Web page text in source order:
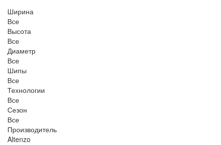
Ширина
Все
Высота
Все
Диаметр
Все
Шипы
Все
Технологии
Все
Сезон
Все
Производитель
Altenzo